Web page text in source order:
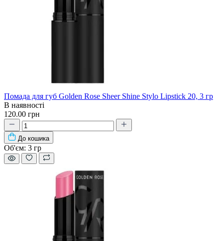
Помада для губ Golden Rose Sheer Shine Stylo Lipstick 20, 3 гр
В наявності
120.00 грн
До кошика
Об'єм: 3 гр